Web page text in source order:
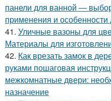
панели для ванной —
применения и особенности
41. Уличные вазоны для
Материалы для
42. Как врезать замок в
руками пошаговая
межкомнатные двери:
назначение